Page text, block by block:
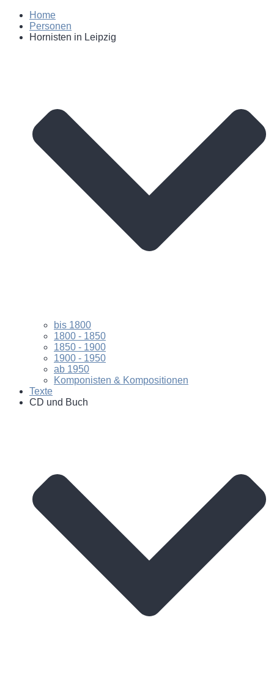
Home
Personen
Hornisten in Leipzig
bis 1800
1800 - 1850
1850 - 1900
1900 - 1950
ab 1950
Komponisten & Kompositionen
Texte
CD und Buch